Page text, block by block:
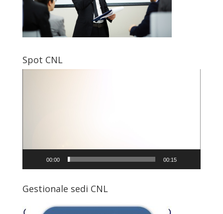
Spot CNL
00:00 00:15
Gestionale sedi CNL